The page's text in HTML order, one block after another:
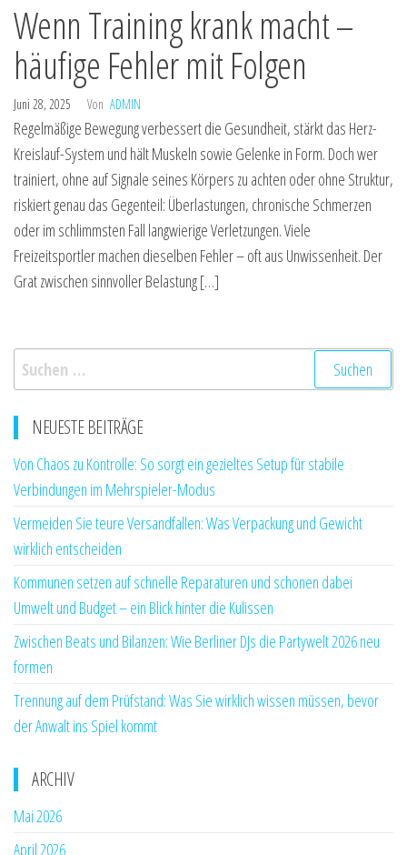
Wenn Training krank macht –
häufige Fehler mit Folgen
Juni 28, 2025 Von ADMIN
Regelmäßige Bewegung verbessert die Gesundheit, stärkt das Herz-
Kreislauf-System und hält Muskeln sowie Gelenke in Form. Doch wer
trainiert, ohne auf Signale seines Körpers zu achten oder ohne Struktur,
riskiert genau das Gegenteil: Überlastungen, chronische Schmerzen
oder im schlimmsten Fall langwierige Verletzungen. Viele
Freizeitsportler machen dieselben Fehler – oft aus Unwissenheit. Der
Grat zwischen sinnvoller Belastung […]
Suchen
nach:
NEUESTE BEITRÄGE
Von Chaos zu Kontrolle: So sorgt ein gezieltes Setup für stabile
Verbindungen im Mehrspieler-Modus
Vermeiden Sie teure Versandfallen: Was Verpackung und Gewicht
wirklich entscheiden
Kommunen setzen auf schnelle Reparaturen und schonen dabei
Umwelt und Budget – ein Blick hinter die Kulissen
Zwischen Beats und Bilanzen: Wie Berliner DJs die Partywelt 2026 neu
formen
Trennung auf dem Prüfstand: Was Sie wirklich wissen müssen, bevor
der Anwalt ins Spiel kommt
ARCHIV
Mai 2026
April 2026